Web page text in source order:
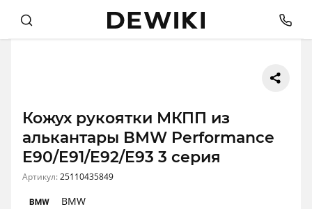
Кожух рукоятки МКПП из
алькантары BMW Performance
E90/E91/E92/E93 3 серия
Артикул:25110435849
BMW